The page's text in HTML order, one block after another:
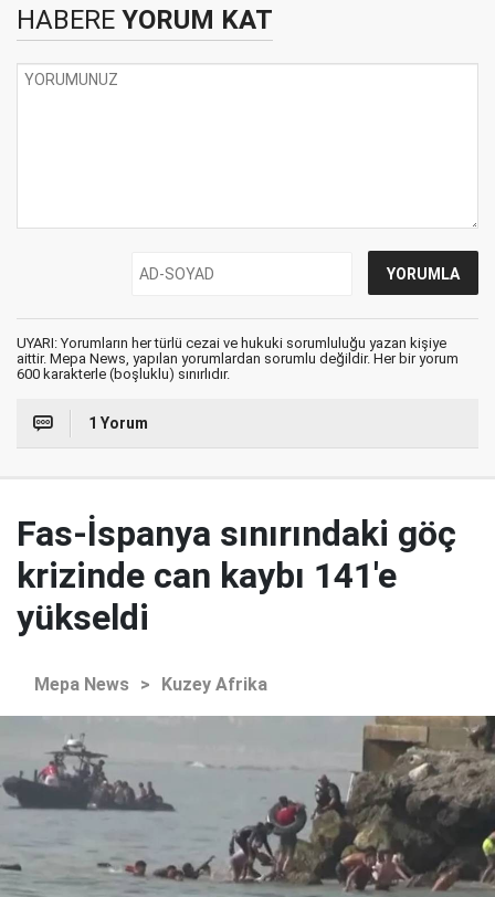
HABERE YORUM KAT
UYARI: Yorumların her türlü cezai ve hukuki sorumluluğu yazan kişiye
aittir. Mepa News, yapılan yorumlardan sorumlu değildir. Her bir yorum
600 karakterle (boşluklu) sınırlıdır.
1 Yorum
Fas-İspanya sınırındaki göç
krizinde can kaybı 141'e
yükseldi
Mepa News > Kuzey Afrika